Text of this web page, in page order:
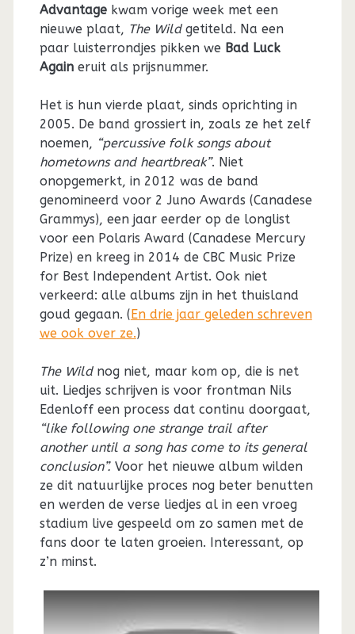
Advantagekwam vorige week met een
nieuwe plaat, The Wildgetiteld. Na een
paar luisterrondjes pikken we Bad Luck
Againeruit als prijsnummer.
Het is hun vierde plaat, sinds oprichting in
2005. De band grossiert in, zoals ze het zelf
noemen, “percussive folk songs about
hometowns and heartbreak”. Niet
onopgemerkt, in 2012 was de band
genomineerd voor 2 Juno Awards (Canadese
Grammys), een jaar eerder op de longlist
voor een Polaris Award (Canadese Mercury
Prize) en kreeg in 2014 de CBC Music Prize
for Best Independent Artist. Ook niet
verkeerd: alle albums zijn in het thuisland
goud gegaan. ( En drie jaar geleden schreven
we ook over ze.)
The Wildnog niet, maar kom op, die is net
uit. Liedjes schrijven is voor frontman Nils
Edenloff een process dat continu doorgaat,
“like following one strange trail after
another until a song has come to its general
conclusion”.Voor het nieuwe album wilden
ze dit natuurlijke proces nog beter benutten
en werden de verse liedjes al in een vroeg
stadium live gespeeld om zo samen met de
fans door te laten groeien. Interessant, op
z’n minst.